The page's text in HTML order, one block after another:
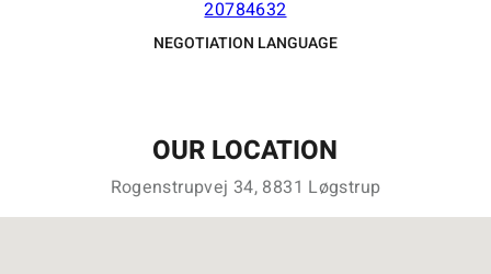
20784632
NEGOTIATION LANGUAGE
OUR LOCATION
Rogenstrupvej 34, 8831 Løgstrup